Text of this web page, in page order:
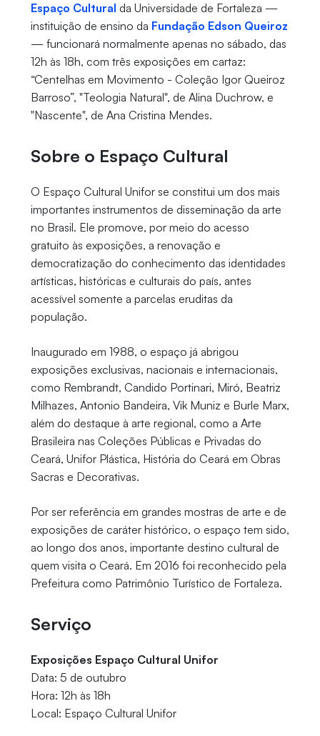
Espaço Cultural da Universidade de Fortaleza —
instituição de ensino da Fundação Edson Queiroz
— funcionará normalmente apenas no sábado, das
12h às 18h, com três exposições em cartaz:
“Centelhas em Movimento - Coleção Igor Queiroz
Barroso”, "Teologia Natural", de Alina Duchrow, e
"Nascente", de Ana Cristina Mendes.
Sobre o Espaço Cultural
O Espaço Cultural Unifor se constitui um dos mais
importantes instrumentos de disseminação da arte
no Brasil. Ele promove, por meio do acesso
gratuito às exposições, a renovação e
democratização do conhecimento das identidades
artísticas, históricas e culturais do país, antes
acessível somente a parcelas eruditas da
população.
Inaugurado em 1988, o espaço já abrigou
exposições exclusivas, nacionais e internacionais,
como Rembrandt, Candido Portinari, Miró, Beatriz
Milhazes, Antonio Bandeira, Vik Muniz e Burle Marx,
além do destaque à arte regional, como a Arte
Brasileira nas Coleções Públicas e Privadas do
Ceará, Unifor Plástica, História do Ceará em Obras
Sacras e Decorativas.
Por ser referência em grandes mostras de arte e de
exposições de caráter histórico, o espaço tem sido,
ao longo dos anos, importante destino cultural de
quem visita o Ceará. Em 2016 foi reconhecido pela
Prefeitura como Patrimônio Turístico de Fortaleza.
Serviço
Exposições Espaço Cultural Unifor
Data: 5 de outubro
Hora: 12h às 18h
Local: Espaço Cultural Unifor